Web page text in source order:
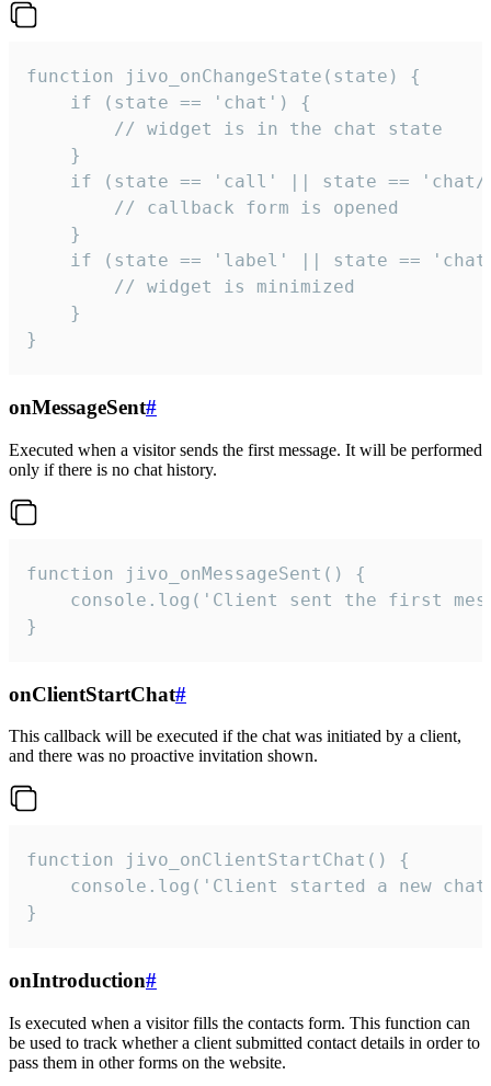
function jivo_onChangeState(state) {
    if (state == 'chat') {
        // widget is in the chat state
    }
if (state == 'call' || state ==
        // callback form is opened
    }
if (state == 'label' || state ==
        // widget is minimized
    }
}
onMessageSent#
Executed when a visitor sends the first message. It will be performed
only if there is no chat history.
function jivo_onMessageSent() {
console.log('Client sent the first
}
onClientStartChat#
This callback will be executed if the chat was initiated by a client,
and there was no proactive invitation shown.
function jivo_onClientStartChat() {
console.log('Client started a new
}
onIntroduction#
Is executed when a visitor fills the contacts form. This function can
be used to track whether a client submitted contact details in order to
pass them in other forms on the website.